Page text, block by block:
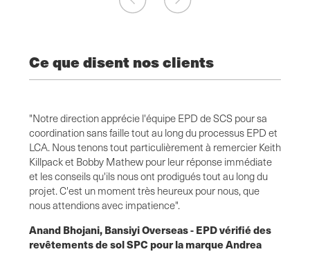
Ce que disent nos clients
"Notre direction apprécie l'équipe EPD de SCS pour sa
coordination sans faille tout au long du processus EPD et
LCA. Nous tenons tout particulièrement à remercier Keith
Killpack et Bobby Mathew pour leur réponse immédiate
et les conseils qu'ils nous ont prodigués tout au long du
projet. C'est un moment très heureux pour nous, que
nous attendions avec impatience".
Anand Bhojani, Bansiyi Overseas - EPD vérifié des
revêtements de sol SPC pour la marque Andrea